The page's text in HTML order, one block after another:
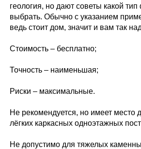
геология, но дают советы какой
выбрать. Обычно с указанием
ведь стоит дом, значит и вам так
Стоимость – бесплатно;
Точность – наименьшая;
Риски – максимальные.
Не рекомендуется, но имеет место
лёгких каркасных одноэтажных
Не допустимо для тяжелых